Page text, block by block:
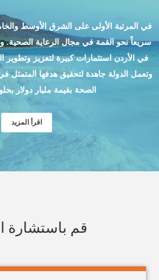
في المرتبة الأولى على الشرق الأوسط
سريعاً نحو القمة في مجال الرعاية الصحية.
في الأردن استثمارات كبيرة لتعزيز وتطوير
وتعمل الدولة جاهدة لتحقيق هدفها المتمثل
الصحة بقيمة مليار دولار بحلول
اقرأ المزيد
قم باستشارة